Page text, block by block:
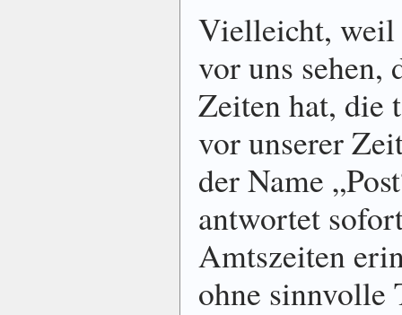
Vielleicht, weil
vor uns sehen,
Zeiten hat, die
vor unserer
der Name
antwortet
Amtszeiten
ohne sinnvolle